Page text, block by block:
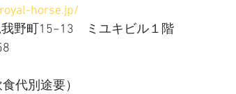
horse.jp/
阪市北区兎我野町15−13　ミユキビル１階
代別途要）